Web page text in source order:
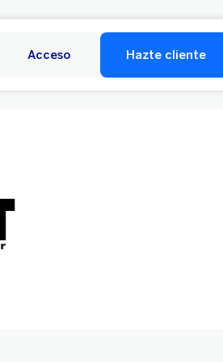
Acceso Hazte cliente